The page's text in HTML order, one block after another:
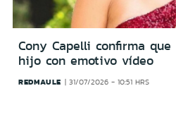
Cony Capelli confirma
hijo con emotivo vídeo
REDMAULE 31/07/2026 - 10:51 HRS